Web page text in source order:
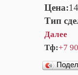
Цена:
Тип
Далее
Тф:+7